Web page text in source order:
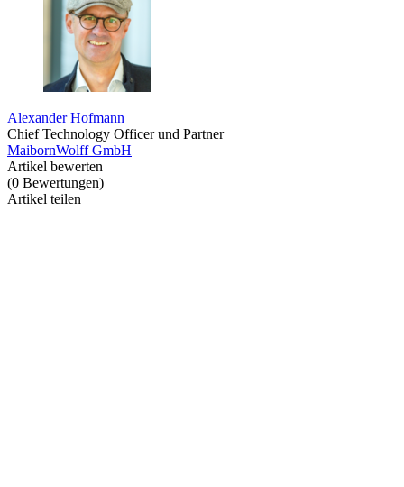
Alexander Hofmann
Chief Technology Officer und Partner
MaibornWolff GmbH
Artikel bewerten
(0 Bewertungen)
Artikel teilen